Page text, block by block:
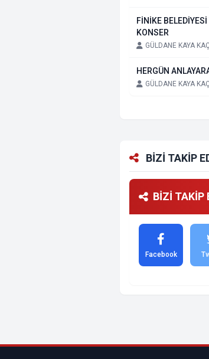
FİNİKE
KONSER
GÜLDANE KAYA
HERGÜN
GÜLDANE KAYA
BİZİ TAKİP
BİZİ TAKİP
Facebook